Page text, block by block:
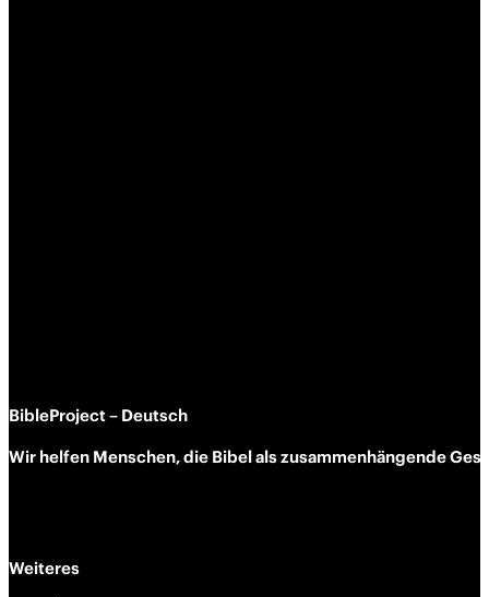
BibleProject – Deutsch
Wir helfen Menschen, die Bibel als zusammen­hängende
Weiteres